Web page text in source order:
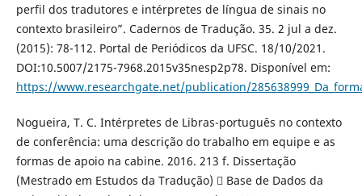
perfil dos tradutores e intérpretes de língua de sinais no
contexto brasileiro”. Cadernos de Tradução. 35. 2 jul a dez.
(2015): 78-112. Portal de Periódicos da UFSC. 18/10/2021.
DOI:10.5007/2175-7968.2015v35nesp2p78. Disponível em:
https://www.researchgate.net/publication/
Nogueira, T. C. Intérpretes de Libras-português no contexto
de conferência: uma descrição do trabalho em equipe e as
formas de apoio na cabine. 2016. 213 f. Dissertação
(Mestrado em Estudos da Tradução)  Base de Dados da